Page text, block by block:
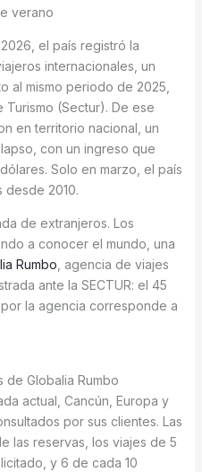
verano
el país registró la
internacionales, un
al mismo periodo de 2025,
(Sectur). De ese
en territorio nacional, un
con un ingreso que
Solo en marzo, el país
desde 2010.
de extranjeros. Los
a conocer el mundo, una
Rumbo , agencia de viajes
ante la SECTUR: el 45
la agencia corresponde a
Globalia Rumbo
actual, Cancún, Europa y
por sus clientes. Las
las reservas, los viajes de 5
y 6 de cada 10